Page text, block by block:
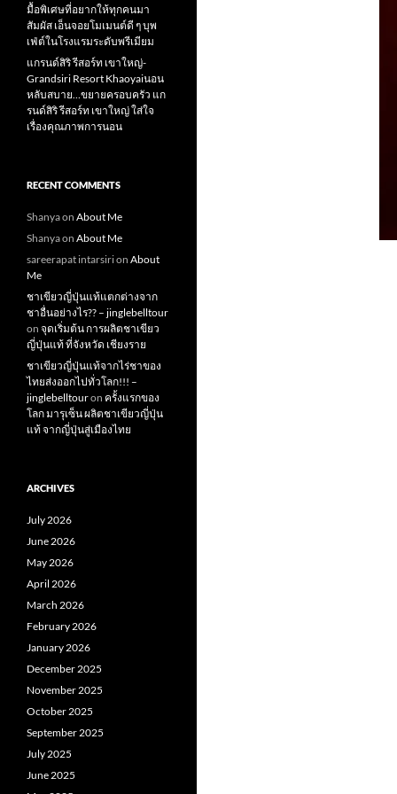
มื้อพิเศษที่อยากให้ทุกคนมา
สัมผัส เอ็นจอยโมเมนต์ดี ๆ บุพ
เฟ่ต์ในโรงแรมระดับพรีเมียม
แกรนด์สิริ​ รีสอร์ท​ เขาใหญ่​-
Grandsiri​ Resort​ Khaoyaiนอน
หลับสบาย…ขยายครอบครัว แก
รนด์สิริ รีสอร์ท เขาใหญ่ ใส่ใจ
เรื่องคุณภาพการนอน
RECENT COMMENTS
Shanyaon About Me
Shanyaon About Me
sareerapat intarsirion About
Me
ชาเขียวญี่ปุ่นแท้แตกต่างจาก
ชาอื่นอย่างไร?? – jinglebelltour
on จุดเริ่มต้น การผลิตชาเขียว
ญี่ปุ่นแท้ ที่จังหวัด เชียงราย
ชาเขียวญี่ปุ่นแท้จากไร่ชาของ
ไทยส่งออกไปทั่วโลก!!! –
jinglebelltouron ครั้งแรกของ
โลก มารุเซ็น ผลิตชาเขียวญี่ปุ่น
แท้ จากญี่ปุ่นสู่เมืองไทย
ARCHIVES
July 2026
June 2026
May 2026
April 2026
March 2026
February 2026
January 2026
December 2025
November 2025
October 2025
September 2025
July 2025
June 2025